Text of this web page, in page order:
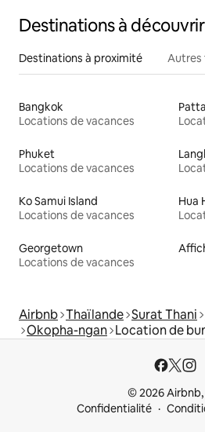
Destinations à découvrir
Destinations à proximité Autres
Bangkok
Locations de vacances
Phuket
Locations de vacances
Ko Samui Island
Locations de vacances
Hua
Georgetown
Locations de vacances
Airbnb Thaïlande Surat Thani
Okopha-ngan Location de
© 2026 Airbnb,
Confidentialité